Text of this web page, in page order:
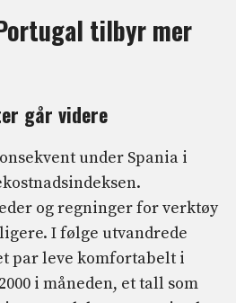
tilbyr mer
går videre
under Spania i
og regninger for verktøy
I følge utvandrede
par leve komfortabelt i
i måneden, et tall som